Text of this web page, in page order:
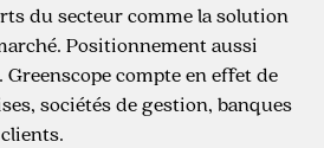
du secteur comme la solution
Positionnement aussi
compte en effet de
sociétés de gestion, banques